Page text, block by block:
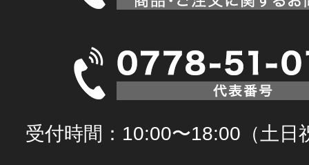
受付時間：10:00〜18:00（土日